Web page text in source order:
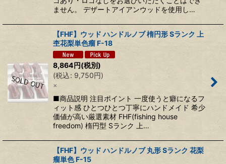
ません。 デザートアイアンウッドを使用し…
【FHF】ウッド ハンドルノブ 楕円形 Sランク 上
杢花梨単色瘤 F-18
8,864円(税別)
(税込: 9,750円)
×
■商品説明 注目ポイント 一度使うと癖になるフ
ィット感 ひとつひとつ丁寧にハンドメイド 希少
価値が高い厳選素材 FHF(fishing house
freedom) 楕円型 Sランク 上…
【FHF】ウッド ハンドルノブ 丸形 Sランク 花梨
瘤単色 F-15